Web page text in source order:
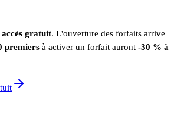
accès gratuit. L'ouverture des forfaits arrive
premiers à activer un forfait auront -30 % à